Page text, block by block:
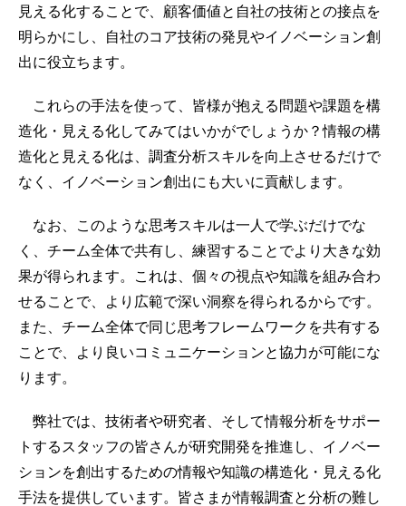
見える化することで、顧客価値と自社の技術との接点を
明らかにし、自社のコア技術の発見やイノベーション創
出に役立ちます。
これらの手法を使って、皆様が抱える問題や課題を構
造化・見える化してみてはいかがでしょうか？情報の構
造化と見える化は、調査分析スキルを向上させるだけで
なく、イノベーション創出にも大いに貢献します。
なお、このような思考スキルは一人で学ぶだけでな
く、チーム全体で共有し、練習することでより大きな効
果が得られます。これは、個々の視点や知識を組み合わ
せることで、より広範で深い洞察を得られるからです。
また、チーム全体で同じ思考フレームワークを共有する
ことで、より良いコミュニケーションと協力が可能にな
ります。
弊社では、技術者や研究者、そして情報分析をサポー
トするスタッフの皆さんが研究開発を推進し、イノベー
ションを創出するための情報や知識の構造化・見える化
手法を提供しています。皆さまが情報調査と分析の難し